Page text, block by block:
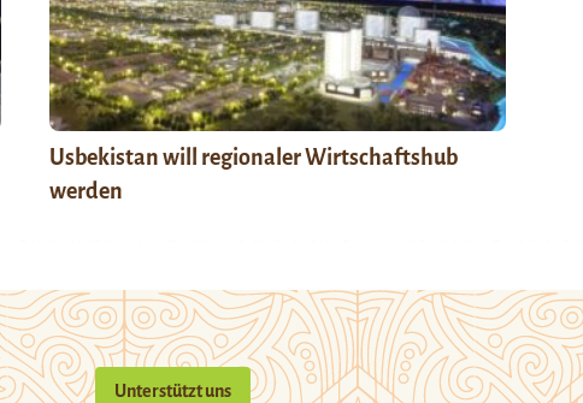
Usbekistan will regionaler Wirtschaftshub
werden
Unterstützt uns